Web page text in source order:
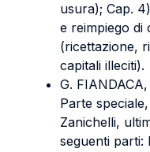
usura); Cap.
e reimpiego di
(ricettazione,
capitali illeciti).
G.
Parte
Zanichelli,
seguenti parti: